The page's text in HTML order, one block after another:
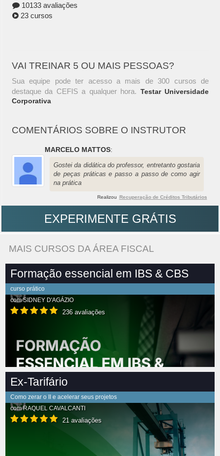
10133 avaliações
23 cursos
VAI TREINAR 5 OU MAIS PESSOAS?
Sua equipe pode ter acesso a mais de 300 cursos de
destaque da CEFIS a qualquer hora. Testar Universidade
Corporativa
COMENTÁRIOS SOBRE O INSTRUTOR
MARCELO MATTOS:
Gostei da didática do professor, entretanto gostaria
de peças práticas e passo a passo de como agir
na prática
Realizou Recuperação de Créditos Tributários
EXPERIMENTE GRÁTIS
MAIS CURSOS DA ÁREA FISCAL
Formação essencial em IBS & CBS
curso prático
comSIDNEY D'AGÁZIO
236 avaliações
Ex-Tarifário
Como zerar o II e acelerar seus projetos
comRAQUEL CAVALCANTI
21 avaliações